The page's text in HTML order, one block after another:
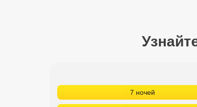
7 ночей
Сетевые отели Мальдив